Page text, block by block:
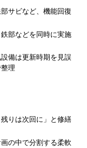
サビなど、機能回復
部などを同時に実施
備は更新時期を見誤
理
りは次回に」と修繕
の中で分割する柔軟